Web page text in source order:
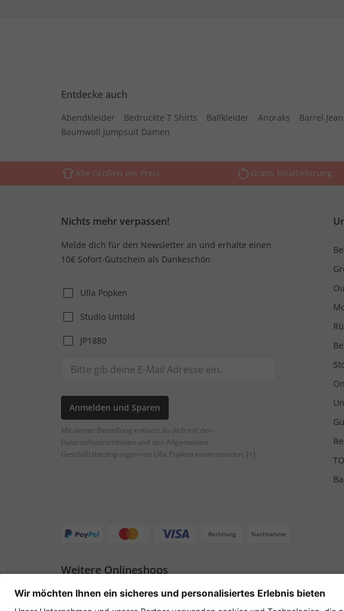
Entdecke auch
Abendkleider Bedruckte T Shirts Ballkleider Anoraks Barrel
Baumwoll Jumpsuit Damen
Alle Größen ein Preis Gratis Filiallieferung
Nichts mehr verpassen!
Melde dich für den Newsletter an und erhalte einen
10€ Sofort-Gutschein als Dankeschön
Ulla Popken
Studio Untold
JP1880
Anmelden und Sparen
Mit deiner Bestellung erklärst du dich mit den
Datenschutzrichtlinien und den Allgemeinen
Geschäftsbedingungen von Ulla Popken einverstanden. [+]
Rechnung Nachnahme
Weitere Onlineshops
Deutschland